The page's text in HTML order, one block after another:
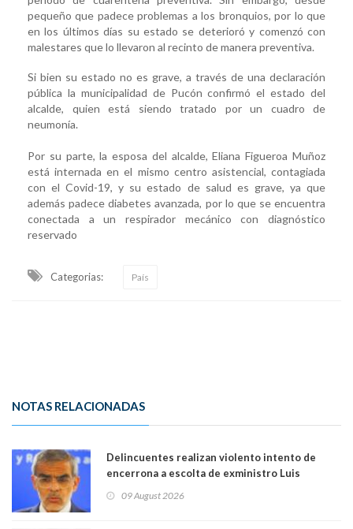
pequeño que padece problemas a los bronquios, por lo que
en los últimos días su estado se deterioró y comenzó con
malestares que lo llevaron al recinto de manera preventiva.
Si bien su estado no es grave, a través de una declaración
pública la municipalidad de Pucón confirmó el estado del
alcalde, quien está siendo tratado por un cuadro de
neumonía.
Por su parte, la esposa del alcalde, Eliana Figueroa Muñoz
está internada en el mismo centro asistencial, contagiada
con el Covid-19, y su estado de salud es grave, ya que
además padece diabetes avanzada, por lo que se encuentra
conectada a un respirador mecánico con diagnóstico
reservado
Categorias: País
NOTAS RELACIONADAS
Delincuentes realizan violento intento de
encerrona a escolta de exministro Luis
Lo Espejo
09 August 2026